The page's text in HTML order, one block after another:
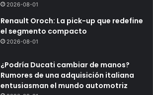
2026-08-01
Renault Oroch: La pick-up que redefine
el segmento compacto
2026-08-01
¿Podría Ducati cambiar de manos?
Rumores de una adquisición italiana
entusiasman el mundo automotriz